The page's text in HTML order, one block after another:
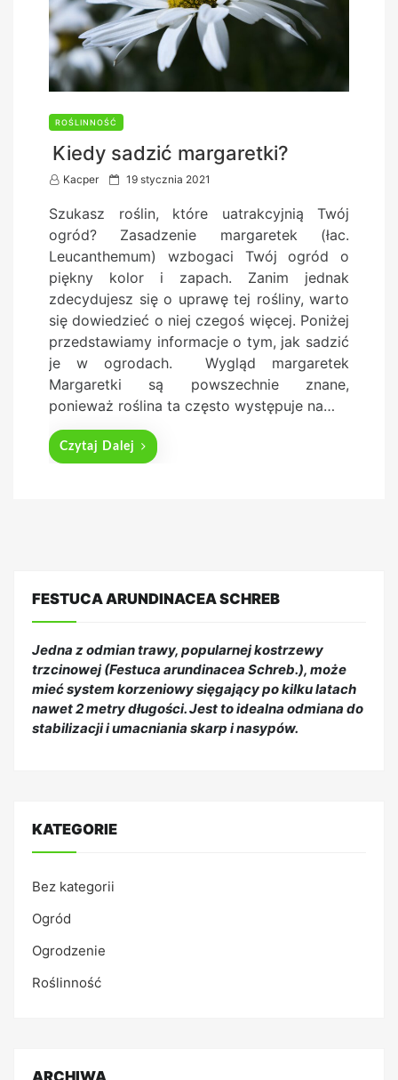
ROŚLINNOŚĆ
Kiedy sadzić margaretki?
Kacper
P
s
t
e
d
o
n
19 stycznia 2021
Szukasz roślin, które uatrakcyjnią Twój
ogród? Zasadzenie margaretek (łac.
Leucanthemum) wzbogaci Twój ogród o
piękny kolor i zapach. Zanim jednak
zdecydujesz się o uprawę tej rośliny, warto
się dowiedzieć o niej czegoś więcej. Poniżej
przedstawiamy informacje o tym, jak sadzić
je w ogrodach. Wygląd margaretek
Margaretki są powszechnie znane,
ponieważ roślina ta często występuje na…
Czytaj Dalej
FESTUCA ARUNDINACEA SCHREB
Jedna z odmian trawy, popularnej kostrzewy
trzcinowej (Festuca arundinacea Schreb.), może
mieć system korzeniowy sięgający po kilku latach
nawet 2 metry długości. Jest to idealna odmiana do
stabilizacji i umacniania skarp i nasypów.
KATEGORIE
Bez kategorii
Ogród
Ogrodzenie
Roślinność
ARCHIWA